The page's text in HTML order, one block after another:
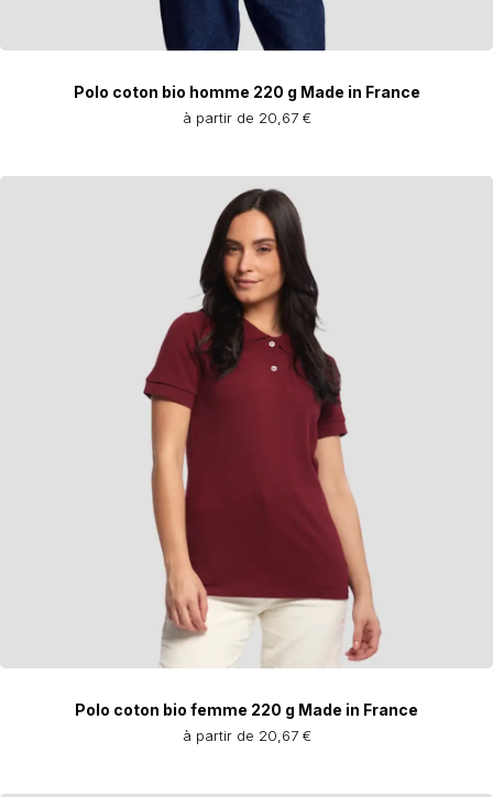
Polo coton bio homme 220 g Made in France
à partir de 20,67 €
Polo coton bio femme 220 g Made in France
à partir de 20,67 €